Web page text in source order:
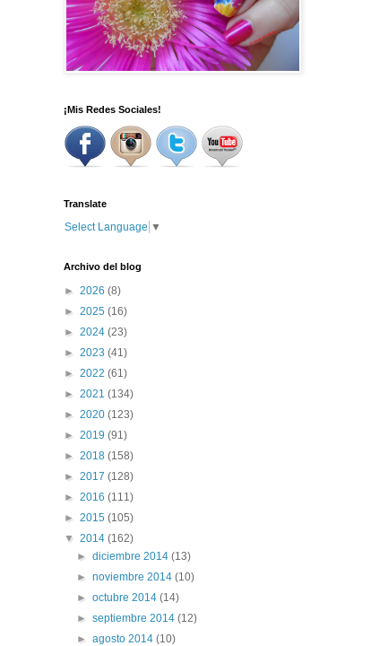
¡Mis Redes Sociales!
Translate
Select Language ▼
Archivo del blog
► 2026 (8)
► 2025 (16)
► 2024 (23)
► 2023 (41)
► 2022 (61)
► 2021 (134)
► 2020 (123)
► 2019 (91)
► 2018 (158)
► 2017 (128)
► 2016 (111)
► 2015 (105)
▼ 2014 (162)
►diciembre 2014(13)
►noviembre 2014(10)
►octubre 2014(14)
►septiembre 2014(12)
►agosto 2014(10)